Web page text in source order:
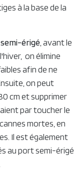
à la base de la
semi-érigé​, avant le
on élimine
afin de ne
on peut
cm et supprimer
par toucher le
mortes, en
Il est également
au port semi-érigé